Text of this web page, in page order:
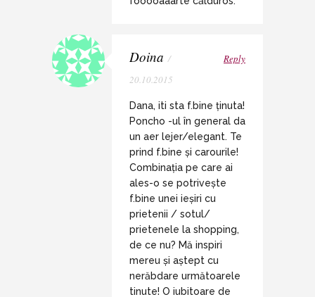
Doina /
20.10.2015
Reply
Dana, iti sta f.bine ținuta!
Poncho -ul în general da
un aer lejer/elegant. Te
prind f.bine și carourile!
Combinația pe care ai
ales-o se potrivește
f.bine unei ieșiri cu
prietenii / sotul/
prietenele la shopping,
de ce nu? Mă inspiri
mereu și aștept cu
nerăbdare următoarele
tinute! O iubitoare de